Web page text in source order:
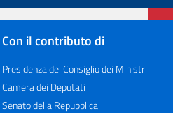
Con il contributo di
Presidenza del Consiglio dei Ministri
Camera dei Deputati
Senato della Repubblica